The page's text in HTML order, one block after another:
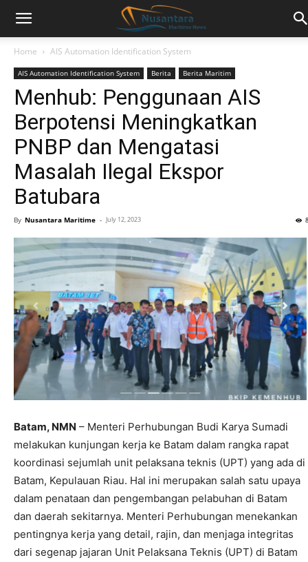
Home AIS Automation Identification System
AIS Automation Identification System Berita Berita Maritim
Menhub: Penggunaan AIS
Berpotensi Meningkatkan
PNBP dan Mengatasi
Masalah Ilegal Ekspor
Batubara
By Nusantara Maritime - July 12, 2023
Batam, NMN – Menteri Perhubungan Budi Karya Sumadi
melakukan kunjungan kerja ke Batam dalam rangka rapat
koordinasi sejumlah unit pelaksana teknis (UPT) yang ada di
Batam, Kepulauan Riau. Hal ini merupakan salah satu upaya
dalam penataan dan pengembangan pelabuhan di Batam
dan daerah sekitarnya. Menteri Perhubungan menekankan
pentingnya kerja yang detail, rajin, dan menjaga integritas
dari segenap jajaran Unit Pelaksana Teknis (UPT) di Batam